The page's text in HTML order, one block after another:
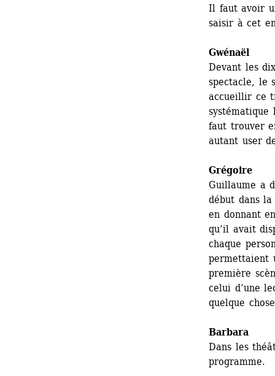
Il faut avoir
saisir à cet
Gwénaël
Devant les
spectacle, le
accueillir ce
systématique
faut trouver
autant user
Grégoire
Guillaume a
début dans
en donnant
qu’il avait
chaque
permettaient
première
celui d’une
quelque
Barbara
Dans les
programme.